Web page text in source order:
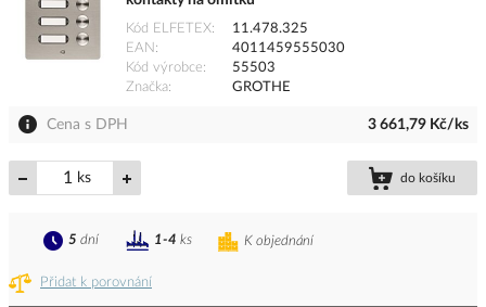
Kód ELFETEX
11.478.325
EAN
4011459555030
Kód výrobce
55503
Značka
GROTHE
Cena s DPH 3 661,79 Kč/ks
ks do košíku
Přidat k porovnání
K objednání
5 dní 1-4 ks